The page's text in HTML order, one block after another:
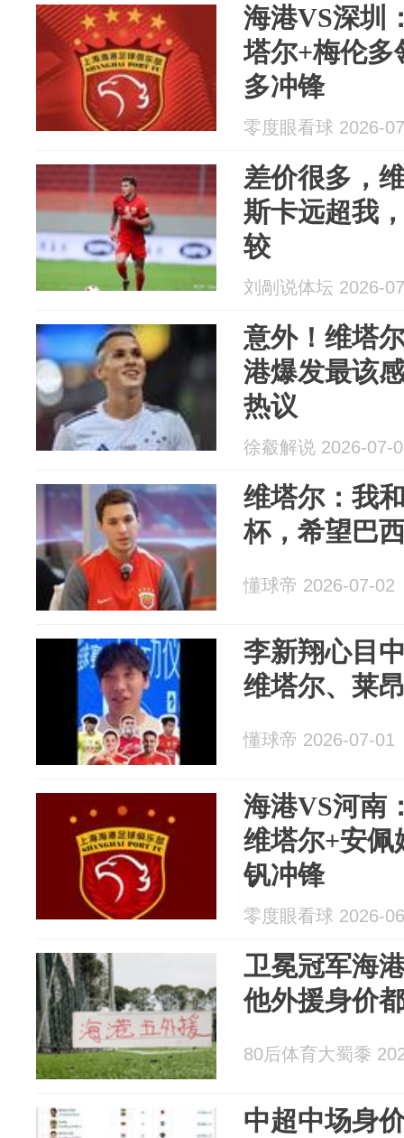
海港VS深圳
塔尔+梅伦多
多冲锋
零度眼看球 2026-
差价很多，
斯卡远超我
较
刘剮说体坛 2026-
意外！维塔
港爆发最该
热议
徐觳解说 2026-07-
维塔尔：我
杯，希望巴
懂球帝 2026-07-02
李新翔心目
维塔尔、莱
懂球帝 2026-07-01
海港VS河南
维塔尔+安佩
钒冲锋
零度眼看球 2026-
卫冕冠军海
他外援身价
80后体育大蜀黍
中超中场身